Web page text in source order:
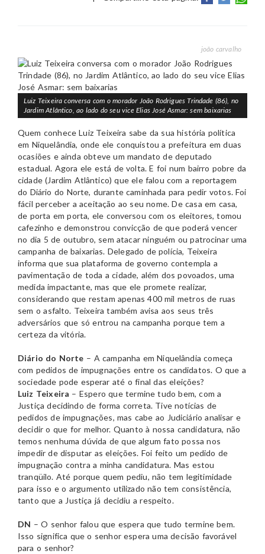
joão carvalho
Luiz Teixeira conversa com o morador João Rodrigues Trindade (86), no
Jardim Atlântico, ao lado do seu vice Elias José Asmar: sem baixarias
Quem conhece Luiz Teixeira sabe da sua história política
em Niquelândia, onde ele conquistou a prefeitura em duas
ocasiões e ainda obteve um mandato de deputado
estadual. Agora ele está de volta. E foi num bairro pobre da
cidade (Jardim Atlântico) que ele falou com a reportagem
do Diário do Norte, durante caminhada para pedir votos. Foi
fácil perceber a aceitação ao seu nome. De casa em casa,
de porta em porta, ele conversou com os eleitores, tomou
cafezinho e demonstrou convicção de que poderá vencer
no dia 5 de outubro, sem atacar ninguém ou patrocinar uma
campanha de baixarias. Delegado de polícia, Teixeira
informa que sua plataforma de governo contempla a
pavimentação de toda a cidade, além dos povoados, uma
medida impactante, mas que ele promete realizar,
considerando que restam apenas 400 mil metros de ruas
sem o asfalto. Teixeira também avisa aos seus três
adversários que só entrou na campanha porque tem a
certeza da vitória.
Diário do Norte – A campanha em Niquelândia começa
com pedidos de impugnações entre os candidatos. O que a
sociedade pode esperar até o final das eleições?
Luiz Teixeira – Espero que termine tudo bem, com a
Justiça decidindo de forma correta. Tive notícias de
pedidos de impugnações, mas cabe ao Judiciário analisar e
decidir o que for melhor. Quanto à nossa candidatura, não
temos nenhuma dúvida de que algum fato possa nos
impedir de disputar as eleições. Foi feito um pedido de
impugnação contra a minha candidatura. Mas estou
tranqüilo. Até porque quem pediu, não tem legitimidade
para isso e o argumento utilizado não tem consistência,
tanto que a Justiça já decidiu a respeito.
DN – O senhor falou que espera que tudo termine bem.
Isso significa que o senhor espera uma decisão favorável
para o senhor?